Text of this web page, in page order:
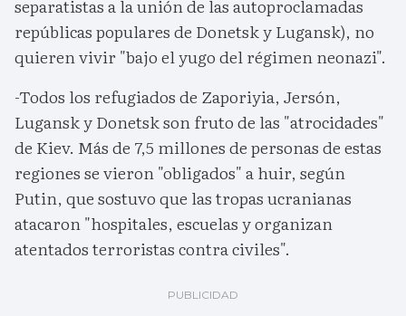
separatistas a la unión de las autoproclamadas
repúblicas populares de Donetsk y Lugansk), no
quieren vivir "bajo el yugo del régimen neonazi".
-Todos los refugiados de Zaporiyia, Jersón,
Lugansk y Donetsk son fruto de las "atrocidades"
de Kiev. Más de 7,5 millones de personas de estas
regiones se vieron "obligados" a huir, según
Putin, que sostuvo que las tropas ucranianas
atacaron "hospitales, escuelas y organizan
atentados terroristas contra civiles".